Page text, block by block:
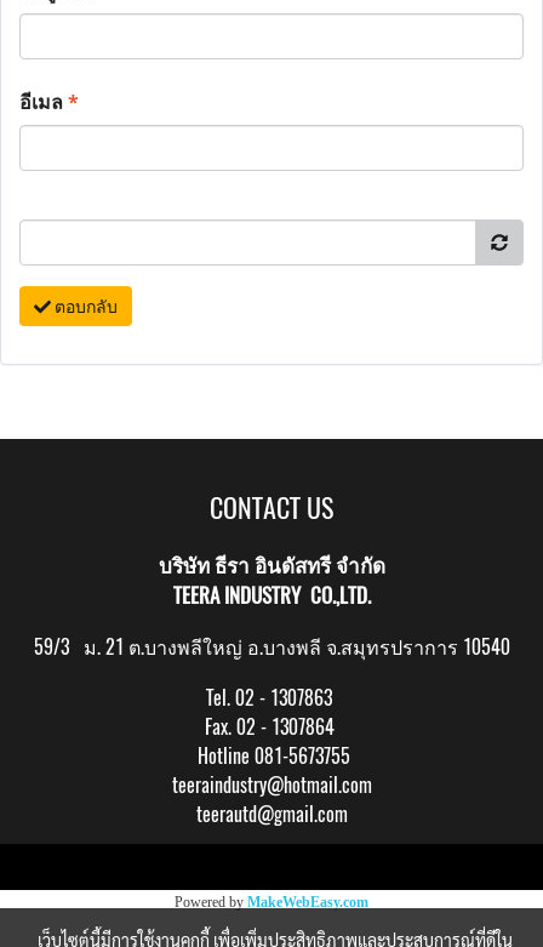
อีเมล*
ตอบกลับ
CONTACT US
บริษัท ธีรา อินดัสทรี จำกัด
TEERA INDUSTRY CO.,LTD.
59/3 ม. 21 ต.บางพลีใหญ่ อ.บางพลี จ.สมุทรปราการ 10540
Tel. 02 - 1307863
Fax. 02 - 1307864
Hotline 081-5673755
teeraindustry@hotmail.com
teerautd@gmail.com
Powered by MakeWebEasy.com
เว็บไซต์นี้มีการใช้งานคุกกี้ เพื่อเพิ่มประสิทธิภาพและประสบการณ์ที่ดีใน